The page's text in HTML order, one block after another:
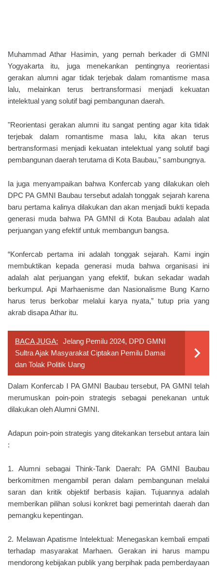
Muhammad Athar Hasimin, yang pernah berkader di GMNI
Yogyakarta itu, juga menekankan pentingnya reorientasi
gerakan alumni agar tidak terjebak dalam romantisme masa
lalu, melainkan terus bertransformasi menjadi kekuatan
intelektual yang solutif bagi pembangunan daerah.
"Reorientasi gerakan alumni itu sangat penting agar kita tidak
terjebak dalam romantisme masa lalu, kita akan terus
bertransformasi menjadi kekuatan intelektual yang solutif bagi
pembangunan daerah terutama di Kota Baubau," sambungnya.
Ia juga menyampaikan bahwa Konfercab yang dilakukan oleh
DPC PA GMNI Baubau tersebut adalah tonggak sejarah karena
baru pertama kalinya dilakukan dan akan menjadi bukti kepada
generasi muda bahwa PA GMNI di Kota Baubau adalah alat
perjuangan yang efektif untuk membangun bangsa.
“Konfercab pertama ini adalah tonggak sejarah. Kami ingin
membuktikan kepada generasi muda bahwa organisasi ini
adalah alat perjuangan yang efektif, bukan sekadar wadah
berkumpul. Api Marhaenisme dan Nasionalisme Bung Karno
harus terus berkobar melalui karya nyata,” tutup pria yang
akrab disapa Athar itu.
BACA JUGA:
Jelang Pemilu 2024, DPD GMNI
Sultra Ajak Masyarakat Ciptakan Pemilu Damai
dan Tolak Politik Uang
Dalam Konfercab I PA GMNI Baubau tersebut, PA GMNI telah
merumuskan poin-poin strategis sebagai penekanan untuk
dilakukan oleh Alumni GMNI.
Adapun poin-poin strategis yang ditekankan tersebut antara lain
:
1. Alumni sebagai Think-Tank Daerah: PA GMNI Baubau
berkomitmen mengambil peran dalam pembangunan melalui
saran dan kritik objektif berbasis kajian. Tujuannya adalah
memberikan pilihan solusi konkret bagi pemerintah daerah dan
pemangku kepentingan.
2. Melawan Apatisme Intelektual: Menegaskan kembali empati
terhadap masyarakat Marhaen. Gerakan ini harus mampu
mendorong kebijakan publik yang berpihak pada pemberdayaan